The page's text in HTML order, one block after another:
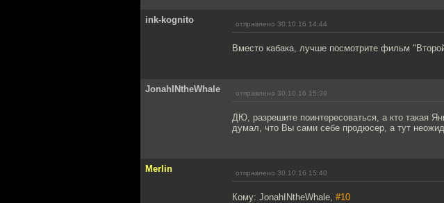
ink-kognito отправлено 30.10.16 14:44
Вместо кабака, лучше посмотрите фильм
JonahINtheWhale отправлено 30.10.16 15:39
ДЮ, разрешите поинтересоваться, а кто такая
думал, что Вы сами себе продюсер, а тут
Merlin отправлено 30.10.16 15:40
Кому: JonahINtheWhale, #10